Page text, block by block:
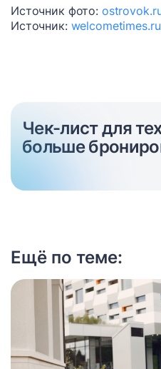
Источник фото:
Источник: welcometimes.ru
Чек-лист для
больше
Ещё по теме: